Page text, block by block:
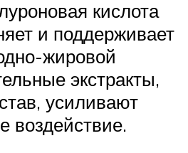
кислота
и поддерживает
жировой
экстракты,
усиливают
воздействие.